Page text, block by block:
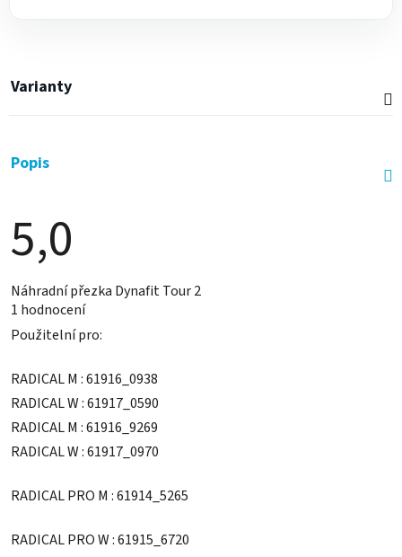
Varianty
Popis
5,0
Průměrné
hodnocení
produktu
je
5,0
5
hvězdiček.
1 hodnocení
Náhradní přezka Dynafit Tour 2
Použitelní pro:
RADICAL M : 61916_0938
RADICAL W : 61917_0590
RADICAL M : 61916_9269
RADICAL W : 61917_0970
RADICAL PRO M : 61914_5265
RADICAL PRO W : 61915_6720